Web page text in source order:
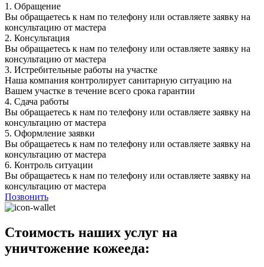
1. Обращение
Вы обращаетесь к нам по телефону или оставляете заявку на
консультацию от мастера
2. Консультация
Вы обращаетесь к нам по телефону или оставляете заявку на
консультацию от мастера
3. Истребительные работы на участке
Наша компания контролирует санитарную ситуацию на
Вашем участке в течение всего срока гарантии
4. Сдача работы
Вы обращаетесь к нам по телефону или оставляете заявку на
консультацию от мастера
5. Оформление заявки
Вы обращаетесь к нам по телефону или оставляете заявку на
консультацию от мастера
6. Контроль ситуации
Вы обращаетесь к нам по телефону или оставляете заявку на
консультацию от мастера
Позвонить
Стоимость наших услуг на
уничтожение кожееда: